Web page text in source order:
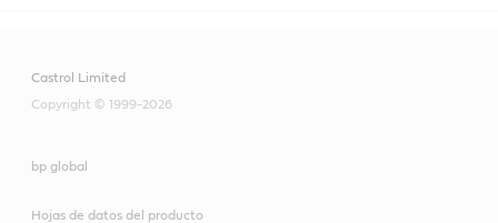
Castrol Limited
Copyright © 1999-2026
bp global
Hojas de datos del producto